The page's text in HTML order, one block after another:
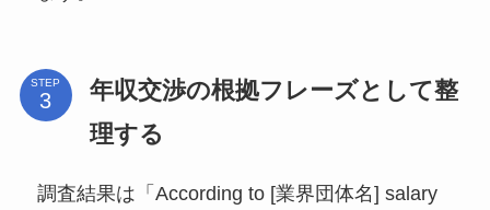
STEP
年収交渉の根拠フレーズとして整
理する
調査結果は「According to [業界団体名] salary